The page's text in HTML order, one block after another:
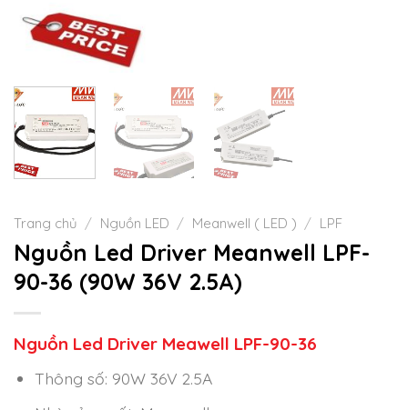
Trang chủ / Nguồn LED / Meanwell ( LED ) / LPF
Nguồn Led Driver Meanwell LPF-
90-36 (90W 36V 2.5A)
Nguồn Led Driver Meawell LPF-90-36
Thông số: 90W 36V 2.5A